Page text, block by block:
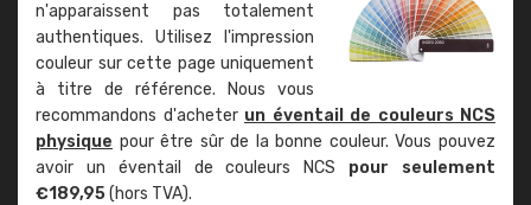
n'apparaissent pas totalement
authentiques. Utilisez l'impression
couleur sur cette page uniquement
à titre de référence. Nous vous
recommandons d'acheter un éventail de couleurs NCS
physique pour être sûr de la bonne couleur. Vous pouvez
avoir un éventail de couleurs NCS pour seulement
€189,95(hors TVA).